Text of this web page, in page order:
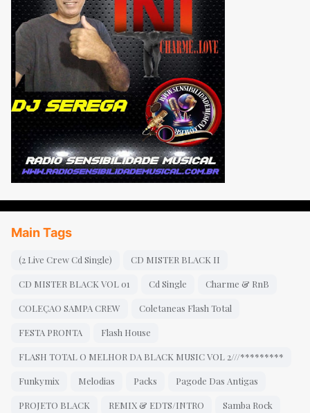
Main Tags
(2 Live Crew Cd Single) CD MISTER BLACK II
CD MISTER BLACK VOL 01 Cd Single Charme & RnB
COLEÇAO SAMPA CREW Coletaneas Flash Total
FESTA PRONTA Flash House
FLASH TOTAL O MELHOR DA BLACK MUSIC VOL 2///*********
Funkymix Melodias Packs Pagode Das Antigas
PROJETO BLACK REMIX & EDTS/INTRO Samba Rock